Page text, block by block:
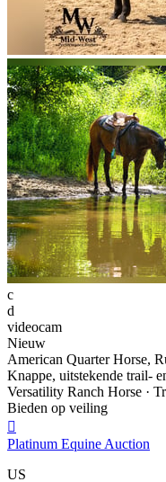
c
d
videocam
Nieuw
American Quarter Horse,
Knappe, uitstekende trail-
Versatility Ranch Horse ·
Bieden op veiling

Platinum Equine Auction
US